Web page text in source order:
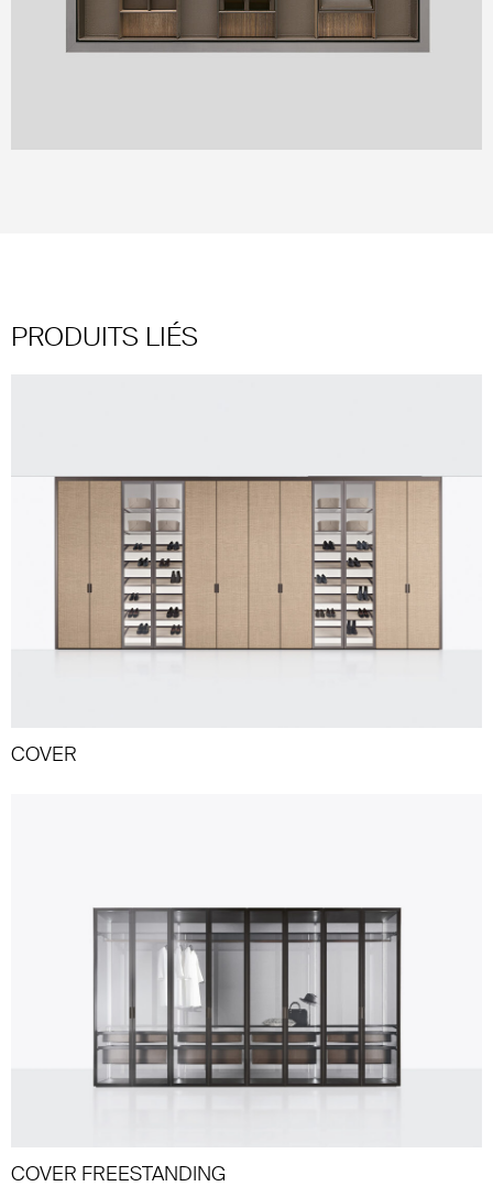
PRODUITS LIÉS
COVER
COVER FREESTANDING